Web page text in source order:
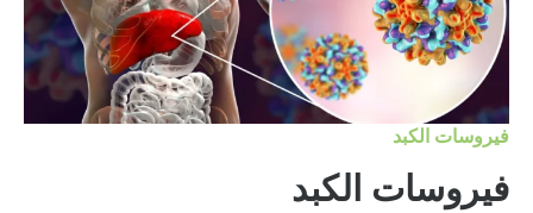
فيروسات الكبد
فيروسات الكبد